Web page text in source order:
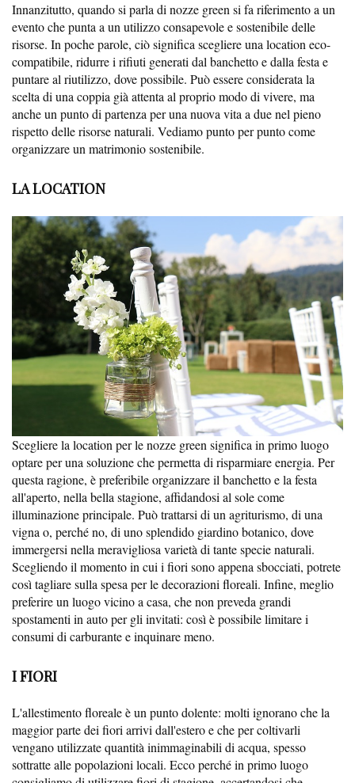
Innanzitutto, quando si parla di nozze green si fa riferimento a un
evento che punta a un utilizzo consapevole e sostenibile delle
risorse. In poche parole, ciò significa scegliere una location eco-
compatibile, ridurre i rifiuti generati dal banchetto e dalla festa e
puntare al riutilizzo, dove possibile. Può essere considerata la
scelta di una coppia già attenta al proprio modo di vivere, ma
anche un punto di partenza per una nuova vita a due nel pieno
rispetto delle risorse naturali. Vediamo punto per punto come
organizzare un matrimonio sostenibile.
LA LOCATION
Scegliere la location per le nozze green significa in primo luogo
optare per una soluzione che permetta di risparmiare energia. Per
questa ragione, è preferibile organizzare il banchetto e la festa
all'aperto, nella bella stagione, affidandosi al sole come
illuminazione principale. Può trattarsi di un agriturismo, di una
vigna o, perché no, di uno splendido giardino botanico, dove
immergersi nella meravigliosa varietà di tante specie naturali.
Scegliendo il momento in cui i fiori sono appena sbocciati, potrete
così tagliare sulla spesa per le decorazioni floreali. Infine, meglio
preferire un luogo vicino a casa, che non preveda grandi
spostamenti in auto per gli invitati: così è possibile limitare i
consumi di carburante e inquinare meno.
I FIORI
L'allestimento floreale è un punto dolente: molti ignorano che la
maggior parte dei fiori arrivi dall'estero e che per coltivarli
vengano utilizzate quantità inimmaginabili di acqua, spesso
sottratte alle popolazioni locali. Ecco perché in primo luogo